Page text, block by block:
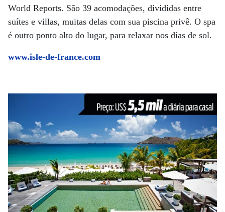
World Reports. São 39 acomodações, divididas entre
suítes e villas, muitas delas com sua piscina privê. O spa
é outro ponto alto do lugar, para relaxar nos dias de sol.
www.isle-de-france.com